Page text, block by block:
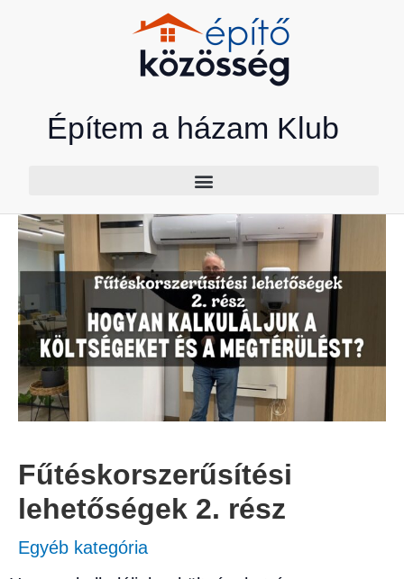
Építem a házam Klub
Fűtéskorszerűsítési
lehetőségek 2. rész
Egyéb kategória